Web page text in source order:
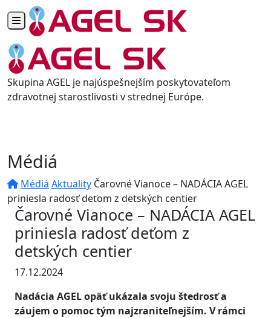
Toggle navigation
Skupina AGEL je najúspešnejším poskytovateľom
zdravotnej starostlivosti v strednej Európe.
Médiá
Médiá Aktuality Čarovné Vianoce – NADÁCIA AGEL
priniesla radosť deťom z detských centier
Čarovné Vianoce – NADÁCIA AGEL
priniesla radosť deťom z
detských centier
17.12.2024
Nadácia AGEL opäť ukázala svoju štedrosť a
záujem o pomoc tým najzraniteľnejším. V rámci